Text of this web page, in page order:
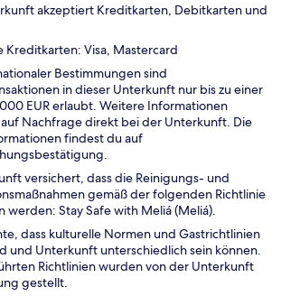
akzeptiert Kreditkarten, Debitkarten und
Kreditkarten: Visa, Mastercard
Bestimmungen sind
in dieser Unterkunft nur bis zu einer
EUR erlaubt. Weitere Informationen
Nachfrage direkt bei der Unterkunft. Die
findest du auf
versichert, dass die Reinigungs- und
gemäß der folgenden Richtlinie
werden: Stay Safe with Meliá (Meliá).
dass kulturelle Normen und Gastrichtlinien
und Unterkunft unterschiedlich sein können.
Richtlinien wurden von der Unterkunft
gestellt.